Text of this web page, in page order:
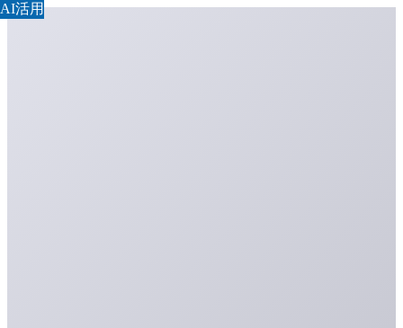
AI活用
AI活用
AI活用
AI活用
AI活用
AI活用
AI活用
AI活用
AI活用